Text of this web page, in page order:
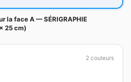
la face A — SÉRIGRAPHIE
25 cm)
2 couleurs